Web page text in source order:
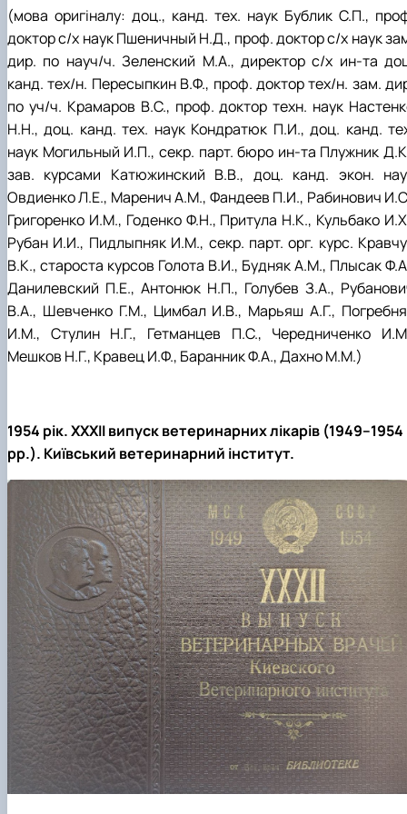
(мова оригіналу: доц., канд. тех. наук Бублик С.П.,
доктор с/х наук Пшеничный Н.Д., проф. доктор с/х наук
дир. по науч/ч. Зеленский М.А., директор с/х ин-та
канд. тех/н. Пересыпкин В.Ф., проф. доктор тех/н. зам.
по уч/ч. Крамаров В.С., проф. доктор техн. наук
Н.Н., доц. канд. тех. наук Кондратюк П.И., доц. канд.
наук Могильный И.П., секр. парт. бюро ин-та Плужник
зав. курсами Катюжинский В.В., доц. канд. экон.
Овдиенко Л.Е., Маренич А.М., Фандеев П.И., Рабинович
Григоренко И.М., Годенко Ф.Н., Притула Н.К., Кульбако
Рубан И.И., Пидлыпняк И.М., секр. парт. орг. курс.
В.К., староста курсов Голота В.И., Будняк А.М., Плысак
Данилевский П.Е., Антонюк Н.П., Голубев З.А.,
В.А., Шевченко Г.М., Цимбал И.В., Марьяш А.Г.,
И.М., Стулин Н.Г., Гетманцев П.С., Чередниченко
Мешков Н.Г., Кравец И.Ф., Баранник Ф.А., Дахно М.М.)
1954 рік. ХХХІІ випуск ветеринарних лікарів (1949–1954
рр.). Київський ветеринарний інститут.